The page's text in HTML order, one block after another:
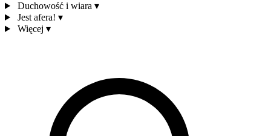
Duchowość i wiara ▾
Jest afera! ▾
Więcej ▾